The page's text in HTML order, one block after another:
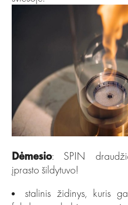
Dėmesio: SPIN
įprasto šildytuvo!
stalinis židinys, kuris